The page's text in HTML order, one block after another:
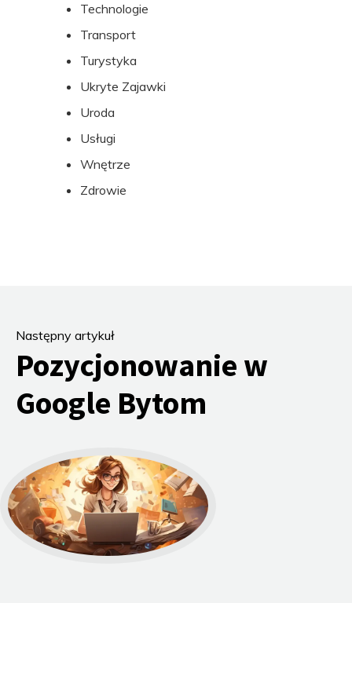
Technologie
Transport
Turystyka
Ukryte Zajawki
Uroda
Usługi
Wnętrze
Zdrowie
Następny artykuł
Pozycjonowanie w
Google Bytom